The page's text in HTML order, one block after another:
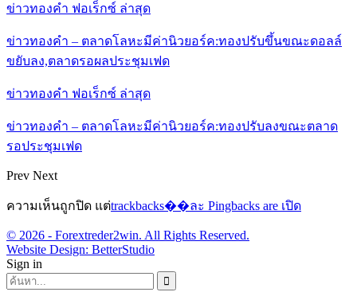
ข่าวทองคำ ฟอเร็กซ์ ล่าสุด
ข่าวทองคำ – ตลาดโลหะมีค่านิวยอร์ค:ทองปรับขึ้นขณะดอลล์
ขยับลง,ตลาดรอผลประชุมเฟด
ข่าวทองคำ ฟอเร็กซ์ ล่าสุด
ข่าวทองคำ – ตลาดโลหะมีค่านิวยอร์ค:ทองปรับลงขณะตลาด
รอประชุมเฟด
Prev Next
ความเห็นถูกปิด แต่trackbacks��ละ Pingbacks are เปิด
© 2026 - Forextreder2win. All Rights Reserved.
Website Design: BetterStudio
Sign in